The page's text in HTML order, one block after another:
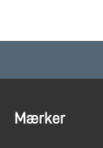
Mærker